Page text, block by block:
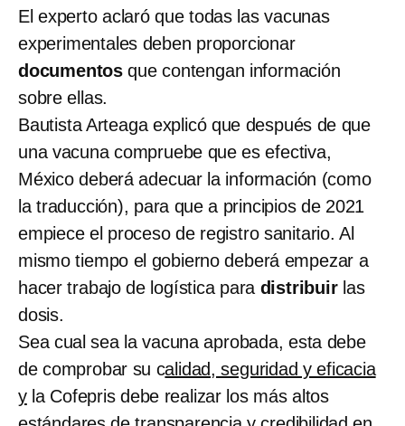
El experto aclaró que todas las vacunas
experimentales deben proporcionar
documentosque contengan información
sobre ellas.
Bautista Arteaga explicó que después de que
una vacuna compruebe que es efectiva,
México deberá adecuar la información (como
la traducción), para que a principios de 2021
empiece el proceso de registro sanitario. Al
mismo tiempo el gobierno deberá empezar a
hacer trabajo de logística para distribuir las
dosis.
Sea cual sea la vacuna aprobada, esta debe
de comprobar su calidad, seguridad y eficacia
yla Cofepris debe realizar los más altos